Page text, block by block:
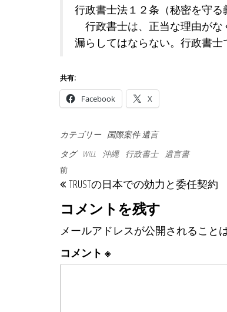
行政書士法１２条（秘密を守る
行政書士は、正当な理由がな
漏らしてはならない。行政書士
共有:
Facebook X
カテゴリー 国際案件 遺言
タグ
WILL 沖縄 行政書士 遺言書
投稿ナビゲーション
過去の投稿
前
TRUSTの日本での効力と委任契約
コメントを残す
メールアドレスが公開されること
コメント ※